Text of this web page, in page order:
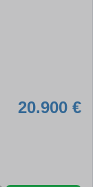
20.900 €